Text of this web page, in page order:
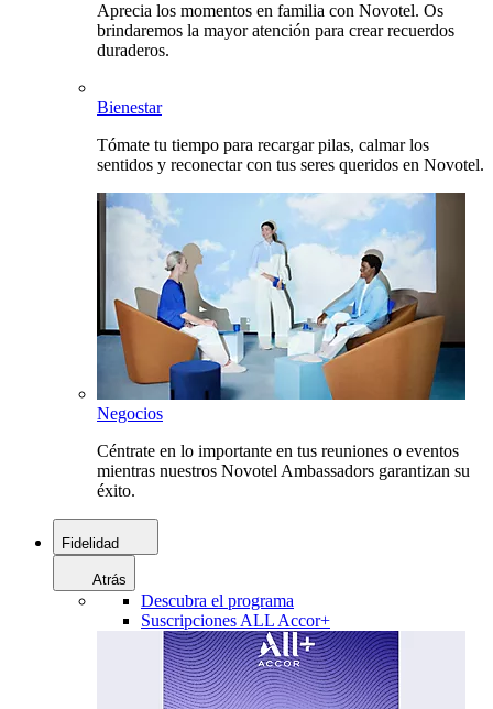
Aprecia los momentos en familia con Novotel. Os
brindaremos la mayor atención para crear recuerdos
duraderos.
Bienestar
Tómate tu tiempo para recargar pilas, calmar los
sentidos y reconectar con tus seres queridos en Novotel.
Negocios
Céntrate en lo importante en tus reuniones o eventos
mientras nuestros Novotel Ambassadors garantizan su
éxito.
Fidelidad
Atrás
Descubra el programa
Suscripciones ALL Accor+